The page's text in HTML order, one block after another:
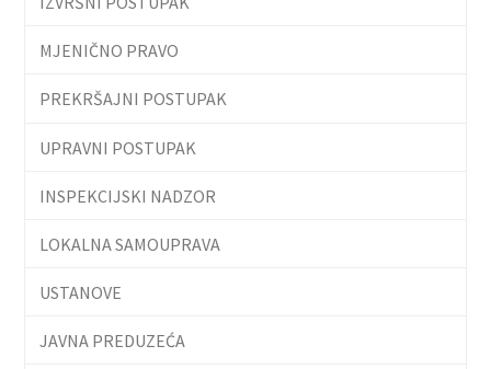
MJENIČNO PRAVO
PREKRŠAJNI POSTUPAK
UPRAVNI POSTUPAK
INSPEKCIJSKI NADZOR
LOKALNA SAMOUPRAVA
USTANOVE
JAVNA PREDUZEĆA